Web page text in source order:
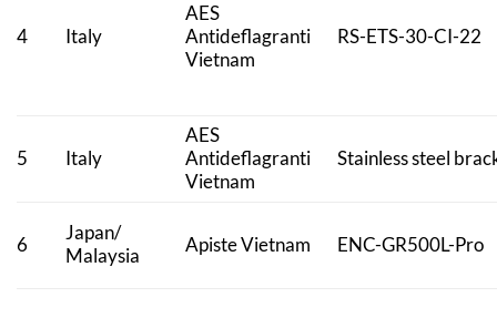
4 Italy
AES
Antideflagranti
Vietnam
RS-ETS-30-CI-22
5 Italy
AES
Antideflagranti
Vietnam
Stainless steel
6
Japan/
Malaysia
Apiste Vietnam ENC-GR500L-Pro